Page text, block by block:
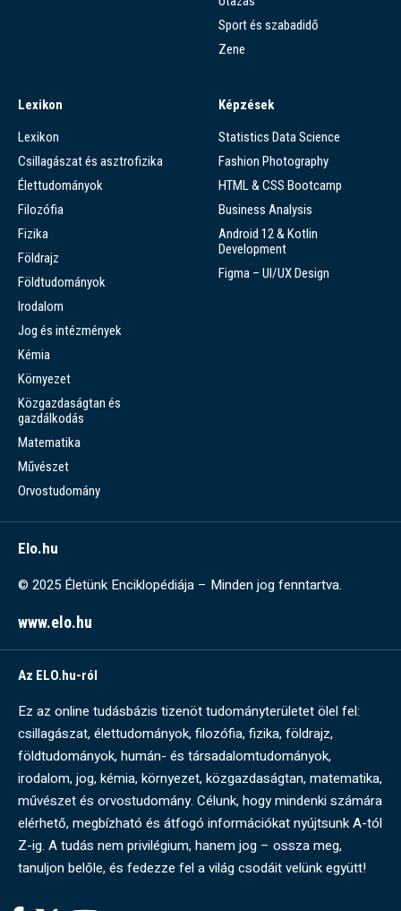
Sport és szabadidő
Zene
Lexikon
Lexikon
Csillagászat és asztrofizika
Élettudományok
Filozófia
Fizika
Földrajz
Földtudományok
Irodalom
Jog és intézmények
Kémia
Környezet
Közgazdaságtan és
gazdálkodás
Matematika
Művészet
Orvostudomány
Képzések
Statistics Data Science
Fashion Photography
HTML & CSS Bootcamp
Business Analysis
Android 12 & Kotlin
Development
Figma – UI/UX Design
Elo.hu
© 2025 Életünk Enciklopédiája – Minden jog fenntartva.
www.elo.hu
Az ELO.hu-ról
Ez az online tudásbázis tizenöt tudományterületet ölel fel:
csillagászat, élettudományok, filozófia, fizika, földrajz,
földtudományok, humán- és társadalomtudományok,
irodalom, jog, kémia, környezet, közgazdaságtan, matematika,
művészet és orvostudomány. Célunk, hogy mindenki számára
elérhető, megbízható és átfogó információkat nyújtsunk A-tól
Z-ig. A tudás nem privilégium, hanem jog – ossza meg,
tanuljon belőle, és fedezze fel a világ csodáit velünk együtt!